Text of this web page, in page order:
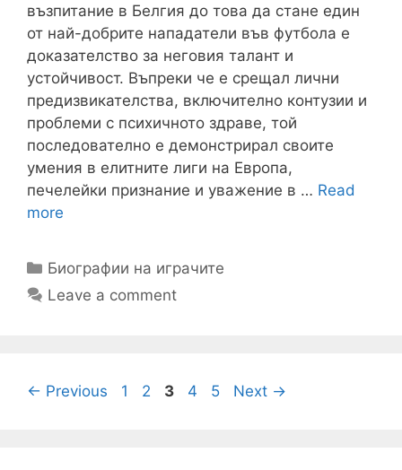
възпитание в Белгия до това да стане един
от най-добрите нападатели във футбола е
доказателство за неговия талант и
устойчивост. Въпреки че е срещал лични
предизвикателства, включително контузии и
проблеми с психичното здраве, той
последователно е демонстрирал своите
умения в елитните лиги на Европа,
печелейки признание и уважение в … Read
more
Categories
Биографии на играчите
Leave a comment
← Previous Page
1 Page
2 Page
3 Page
4 Page
5 Next →